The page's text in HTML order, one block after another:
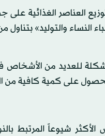
العناصر الغذائية على
للعديد من الأشخاص
على كمية كافية من
شيوعاً المرتبط